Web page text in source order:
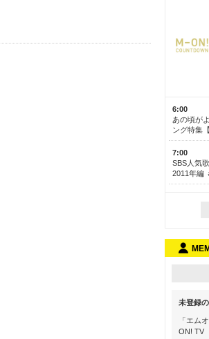
6:00
あの頃が
ング特集
7:00
SBS人気
2011年編
今も昔も
ー【歌詞
13:30
Apple
16:30
あのころ
未登録
「エム
ON! TV